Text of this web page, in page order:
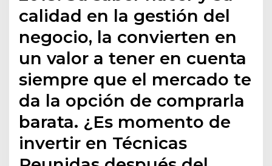
calidad en la gestión del
negocio, la convierten en
un valor a tener en cuenta
siempre que el mercado te
da la opción de comprarla
barata. ¿Es momento de
invertir en Técnicas